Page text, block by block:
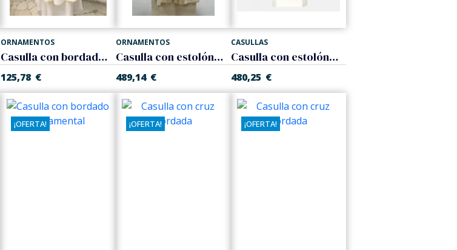
ORNAMENTOS
Casulla con bordado Chi-Rho
125,78 €
ORNAMENTOS
Casulla con estolón bordado
489,14 €
CASULLAS
Casulla con estolón y cruces en hilo de oro
480,25 €
¡OFERTA! ¡OFERTA! ¡OFERTA!